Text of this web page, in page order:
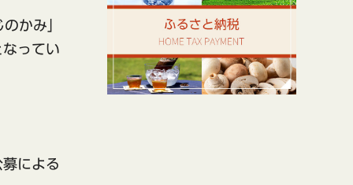
かみ」
ってい
による